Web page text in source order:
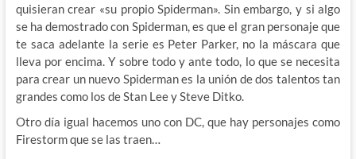
quisieran crear «su propio Spiderman». Sin embargo, y si algo
se ha demostrado con Spiderman, es que el gran personaje que
te saca adelante la serie es Peter Parker, no la máscara que
lleva por encima. Y sobre todo y ante todo, lo que se necesita
para crear un nuevo Spiderman es la unión de dos talentos tan
grandes como los de Stan Lee y Steve Ditko.
Otro día igual hacemos uno con DC, que hay personajes como
Firestorm que se las traen…